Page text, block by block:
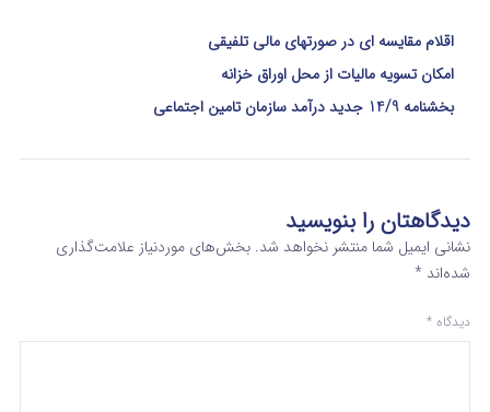
اقلام مقایسه ای در صورتهای مالی تلفیقی
امکان تسویه مالیات از محل اوراق خزانه
بخشنامه 14/9 جدید درآمد سازمان تامین اجتماعی
دیدگاهتان را بنویسید
نشانی ایمیل شما منتشر نخواهد شد. بخش‌های موردنیاز علامت‌گذاری
شده‌اند *
دیدگاه *